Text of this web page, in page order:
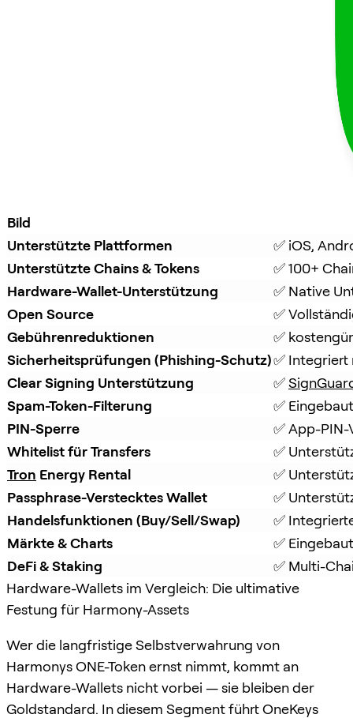
Bild
Unterstützte Plattformen
✅ iOS,
Unterstützte Chains & Tokens
✅ 100+
Hardware-Wallet-Unterstützung
✅ Native
Open Source
✅
Gebührenreduktionen
✅
Sicherheitsprüfungen (Phishing-Schutz)✅
Clear Signing Unterstützung
✅
Spam-Token-Filterung
✅
PIN-Sperre
✅ App-
Whitelist für Transfers
✅
Tron Energy Rental
✅
Passphrase-Verstecktes Wallet
✅
Handelsfunktionen (Buy/Sell/Swap)
✅
Märkte & Charts
✅
DeFi & Staking
✅ Multi-
Hardware-Wallets im Vergleich: Die ultimative
Festung für Harmony-Assets
Wer die langfristige Selbstverwahrung von
Harmonys ONE-Token ernst nimmt, kommt an
Hardware-Wallets nicht vorbei — sie bleiben der
Goldstandard. In diesem Segment führt OneKeys